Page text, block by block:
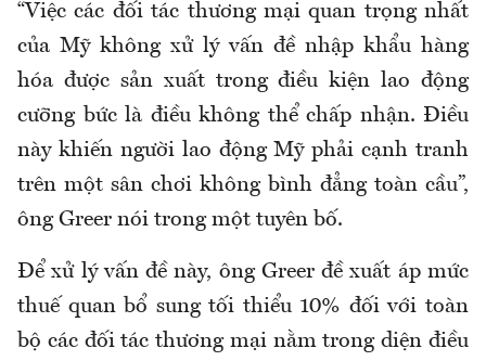
“Việc các đối tác thương mại quan trọng nhất
của Mỹ không xử lý vấn đề nhập khẩu hàng
hóa được sản xuất trong điều kiện lao động
cưỡng bức là điều không thể chấp nhận. Điều
này khiến người lao động Mỹ phải cạnh tranh
trên một sân chơi không bình đẳng toàn cầu”,
ông Greer nói trong một tuyên bố.
Để xử lý vấn đề này, ông Greer đề xuất áp mức
thuế quan bổ sung tối thiểu 10% đối với toàn
bộ các đối tác thương mại nằm trong diện điều